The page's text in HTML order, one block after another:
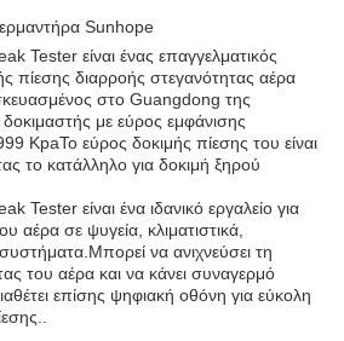
Sunhope
Tester είναι ένας επαγγελματικός
πίεσης διαρροής στεγανότητας αέρα
στο Guangdong της
δοκιμαστής με εύρος εμφάνισης
KpaΤο εύρος δοκιμής πίεσης του είναι
το κατάλληλο για δοκιμή ξηρού
Tester είναι ένα ιδανικό εργαλείο για
αέρα σε ψυγεία, κλιματιστικά,
να ανιχνεύσει τη
του αέρα και να κάνει συναγερμό
επίσης ψηφιακή οθόνη για εύκολη